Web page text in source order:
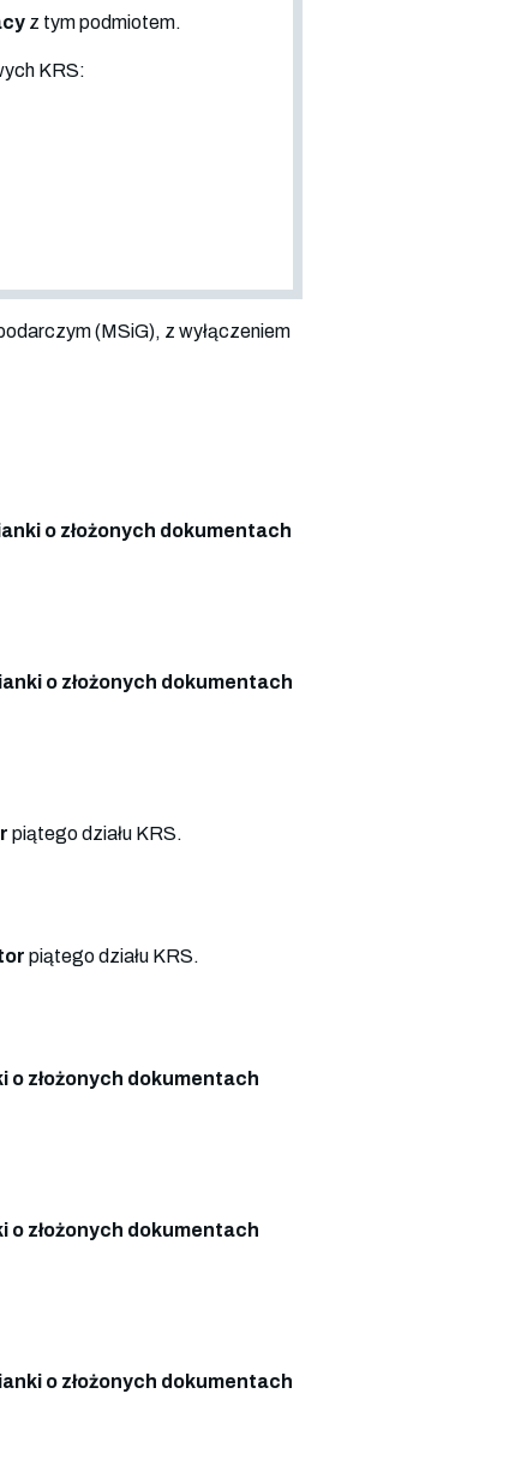
z tym podmiotem.
KRS:
(MSiG), z wyłączeniem
o złożonych dokumentach
o złożonych dokumentach
piątego działu KRS.
piątego działu KRS.
o złożonych dokumentach
o złożonych dokumentach
o złożonych dokumentach